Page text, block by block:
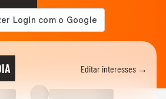
Editar interesses →